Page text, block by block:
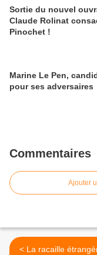
Sortie du nouvel
Claude Rolinat
Pinochet !
Marine Le Pen,
pour ses adversaires
Commentaires
Ajouter
< La racaille étrangère au-